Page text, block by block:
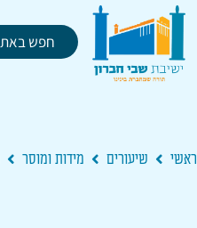
ראשי שיעורים מידות ומוסר